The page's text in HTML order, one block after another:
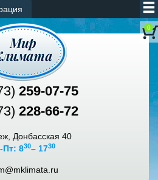
0
259-07-75
228-66-72
Донбасская 40
Пт: 830– 1730